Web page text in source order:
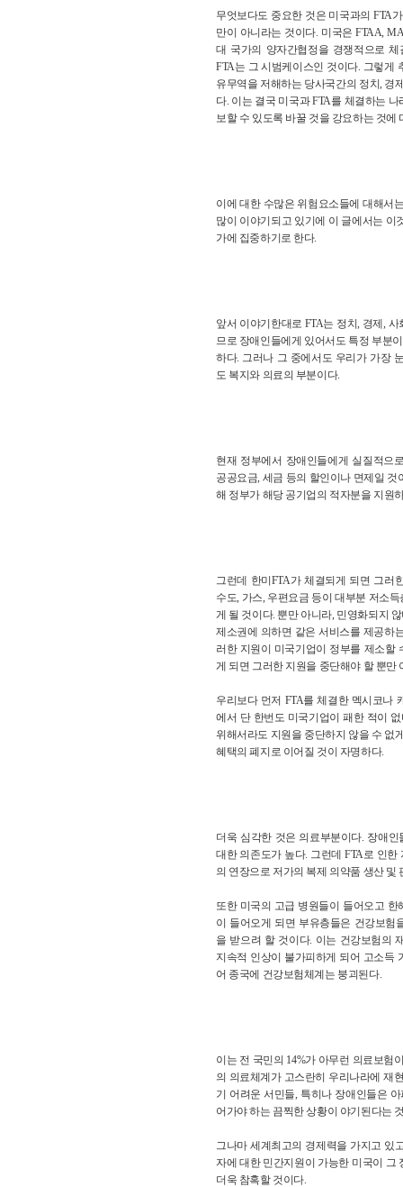
무엇보다도 중요한 것은 미국과의 FTA
만이 아니라는 것이다. 미국은 FTAA,
대 국가의 양자간협정을 경쟁적으로
FTA는 그 시범케이스인 것이다. 그렇게
유무역을 저해하는 당사국간의 정치, 경
다. 이는 결국 미국과 FTA를 체결하는
보할 수 있도록 바꿀 것을 강요하는 것에
이에 대한 수많은 위험요소들에 대해서
많이 이야기되고 있기에 이 글에서는 이
가에 집중하기로 한다.
앞서 이야기한대로 FTA는 정치, 경제,
므로 장애인들에게 있어서도 특정 부분
하다. 그러나 그 중에서도 우리가 가장
도 복지와 의료의 부분이다.
현재 정부에서 장애인들에게 실질적으
공공요금, 세금 등의 할인이나 면제일
해 정부가 해당 공기업의 적자분을 지원
그런데 한미FTA가 체결되게 되면 그러
수도, 가스, 우편요금 등이 대부분 저소
게 될 것이다. 뿐만 아니라, 민영화되지
제소권에 의하면 같은 서비스를 제공하
러한 지원이 미국기업이 정부를 제소할
게 되면 그러한 지원을 중단해야 할 뿐만
우리보다 먼저 FTA를 체결한 멕시코나
에서 단 한번도 미국기업이 패한 적이
위해서라도 지원을 중단하지 않을 수 없
혜택의 폐지로 이어질 것이 자명하다.
더욱 심각한 것은 의료부분이다. 장애
대한 의존도가 높다. 그런데 FTA로 인
의 연장으로 저가의 복제 의약품 생산
또한 미국의 고급 병원들이 들어오고 한
이 들어오게 되면 부유층들은 건강보험
을 받으려 할 것이다. 이는 건강보험의
지속적 인상이 불가피하게 되어 고소득
어 종국에 건강보험체계는 붕괴된다.
이는 전 국민의 14%가 아무런 의료보험
의 의료체계가 고스란히 우리나라에 재
기 어려운 서민들, 특히나 장애인들은
어가야 하는 끔찍한 상황이 야기된다는
그나마 세계최고의 경제력을 가지고 있
자에 대한 민간지원이 가능한 미국이 그
더욱 참혹할 것이다.